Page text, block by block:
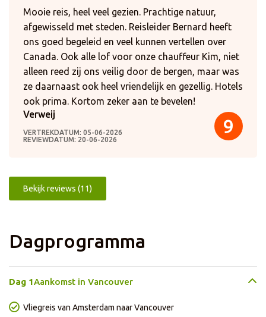
9
Mooie reis, heel veel gezien. Prachtige natuur,
afgewisseld met steden. Reisleider Bernard heeft
ons goed begeleid en veel kunnen vertellen over
Canada. Ook alle lof voor onze chauffeur Kim, niet
alleen reed zij ons veilig door de bergen, maar was
ze daarnaast ook heel vriendelijk en gezellig. Hotels
ook prima. Kortom zeker aan te bevelen!
Verweij
VERTREKDATUM: 05-06-2026
REVIEWDATUM: 20-06-2026
Bekijk reviews (11)
Dagprogramma
Dag 1Aankomst in Vancouver
Vliegreis van Amsterdam naar Vancouver